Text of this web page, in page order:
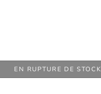
EN RUPTURE DE STOCK